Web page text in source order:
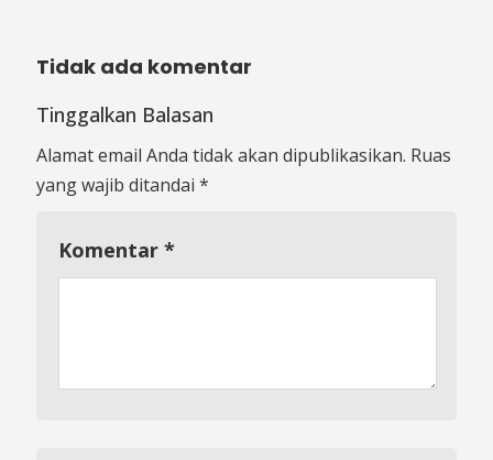
Tidak ada komentar
Tinggalkan Balasan
Alamat email Anda tidak akan dipublikasikan. Ruas
yang wajib ditandai *
Komentar *